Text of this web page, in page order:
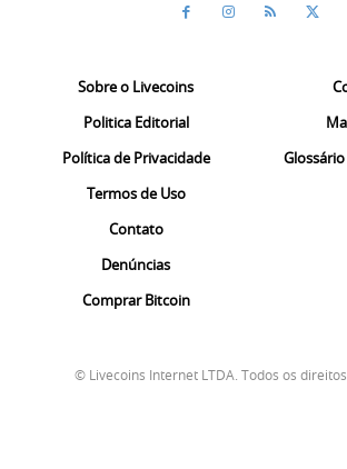
Sobre o Livecoins
Politica Editorial
Política de Privacidade
Termos de Uso
Contato
Denúncias
Comprar Bitcoin
© Livecoins Internet LTDA. Todos os